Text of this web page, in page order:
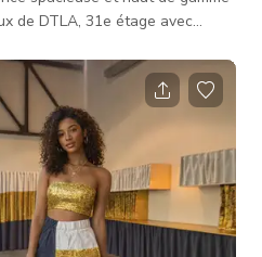
de DTLA, 31e étage avec
sur la skyline du centre-
et aux montagnes de Santa
Si vous cherchez une
offre également l'une des